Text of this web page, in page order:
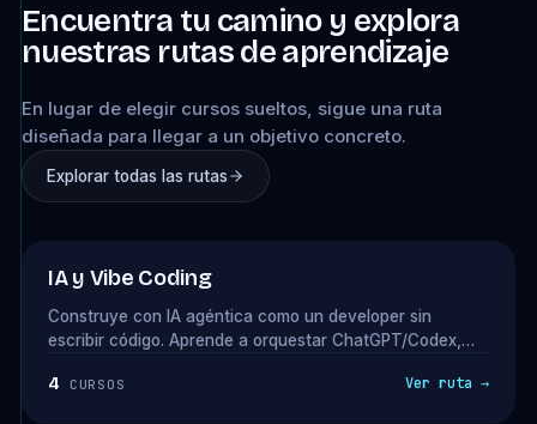
Encuentra tu camino y explora
nuestras rutas de aprendizaje
En lugar de elegir cursos sueltos, sigue una ruta
diseñada para llegar a un objetivo concreto.
Explorar todas las rutas
IA y Vibe Coding
Construye con IA agéntica como un developer sin
escribir código. Aprende a orquestar ChatGPT/Codex,
integraciones y productos digitales que puedas vender
4 CURSOS Ver ruta →